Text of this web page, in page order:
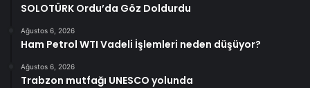
SOLOTÜRK Ordu’da Göz Doldurdu
Ağustos 6, 2026
Ham Petrol WTI Vadeli İşlemleri neden düşüyor?
Ağustos 6, 2026
Trabzon mutfağı UNESCO yolunda